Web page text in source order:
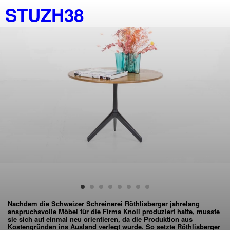
STUZH38
Nachdem die Schweizer Schreinerei Röthlisberger jahrelang
anspruchsvolle Möbel für die Firma Knoll produziert hatte, musste
sie sich auf einmal neu orientieren, da die Produktion aus
Kostengründen ins Ausland verlegt wurde. So setzte Röthlisberger